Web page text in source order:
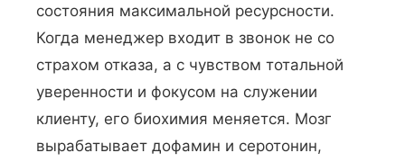
состояния максимальной ресурсности.
Когда менеджер входит в звонок не со
страхом отказа, а с чувством тотальной
уверенности и фокусом на служении
клиенту, его биохимия меняется. Мозг
вырабатывает дофамин и серотонин,